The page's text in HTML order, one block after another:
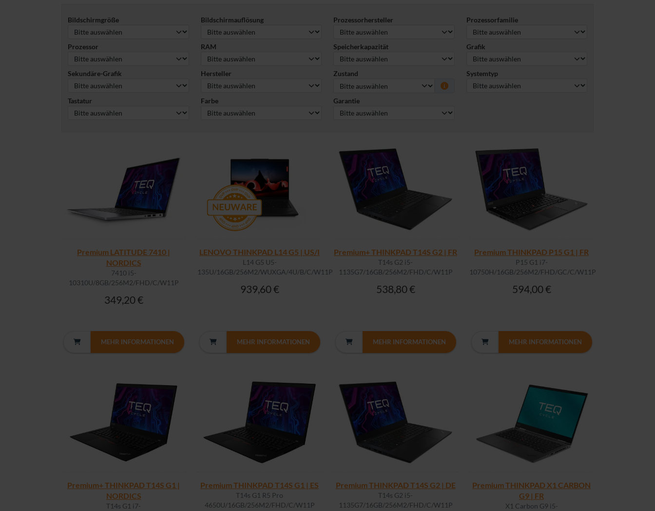
Bildschirmgröße Bildschirmauflösung Prozessorhersteller Prozessorfamilie
Prozessor RAM Speicherkapazität Grafik
Sekundäre-Grafik Hersteller Zustand Systemtyp
Tastatur Farbe Garantie
Premium LATITUDE 7410 |
NORDICS
7410 i5-
10310U/8GB/256M2/FHD/C/W11P
349,20 €
MEHR INFORMATIONEN
LENOVO THINKPAD L14 G5 | US/I
L14 G5 U5-
135U/16GB/256M2/WUXGA/4U/B/C/W11P
939,60 €
MEHR INFORMATIONEN
Premium+ THINKPAD T14S G2 | FR
T14s G2 i5-
1135G7/16GB/256M2/FHD/C/W11P
538,80 €
MEHR INFORMATIONEN
Premium THINKPAD P15 G1 | FR
P15 G1 i7-
10750H/16GB/256M2/FHD/GC/C/W11P
594,00 €
MEHR INFORMATIONEN
Premium+ THINKPAD T14S G1 |
NORDICS
T14s G1 i7-
Premium THINKPAD T14S G1 | ES
T14s G1 R5 Pro
4650U/16GB/256M2/FHD/C/W11P
Premium THINKPAD T14S G2 | DE
T14s G2 i5-
1135G7/16GB/256M2/FHD/C/W11P
Premium THINKPAD X1 CARBON
G9 | FR
X1 Carbon G9 i5-